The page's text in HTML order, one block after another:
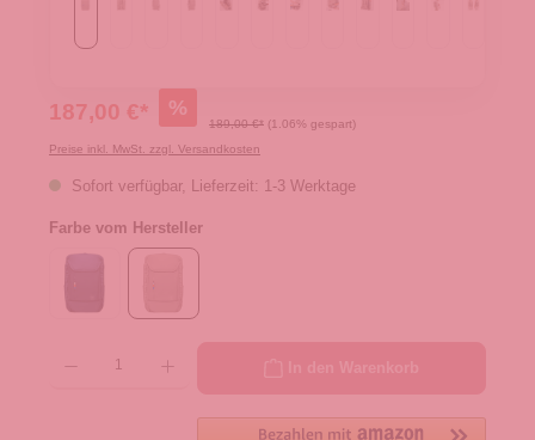
187,00 €* %
189,00 €* (1.06% gespart)
Preise inkl. MwSt. zzgl. Versandkosten
Sofort verfügbar, Lieferzeit: 1-3 Werktage
Farbe vom Hersteller